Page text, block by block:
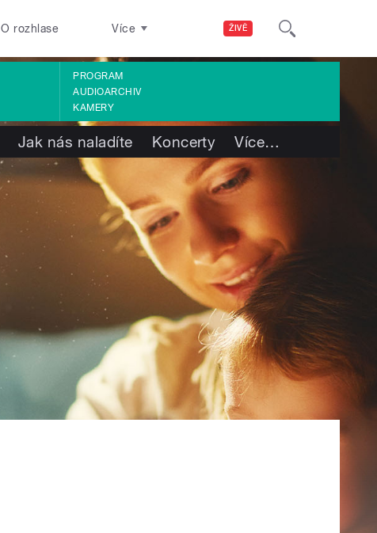
ŽIVĚ
O rozhlase Více
PROGRAM
AUDIOARCHIV
KAMERY
Jak nás naladíte Koncerty Více…